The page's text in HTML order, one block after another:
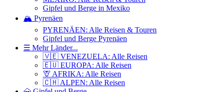
Gipfel und Berge in Mexiko
🏔️ Pyrenäen
PYRENÄEN: Alle Reisen & Touren
Gipfel und Berge Pyrenäen
☰ Mehr Länder...
🇻🇪 VENEZUELA: Alle Reisen
🇪🇺 EUROPA: Alle Reisen
🦒 AFRIKA: Alle Reisen
🇨🇭 ALPEN: Alle Reisen